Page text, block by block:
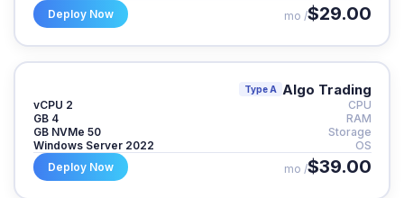
$29.00
/ mo
Deploy Now
Algo Trading
Type A
CPU
2 vCPU
RAM
4 GB
Storage
50 GB NVMe
OS
Windows Server 2022
$39.00
/ mo
Deploy Now